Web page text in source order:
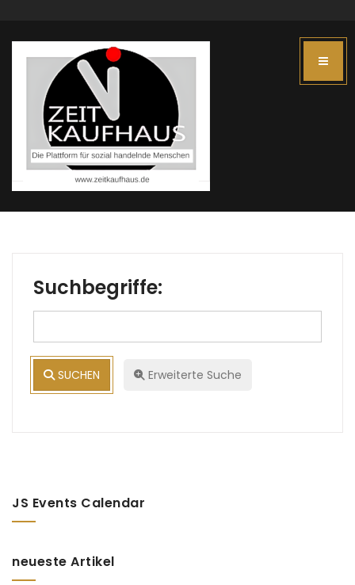
Suchformular
Suchbegriffe:
SUCHEN Erweiterte Suche
JS Events Calendar
neueste Artikel